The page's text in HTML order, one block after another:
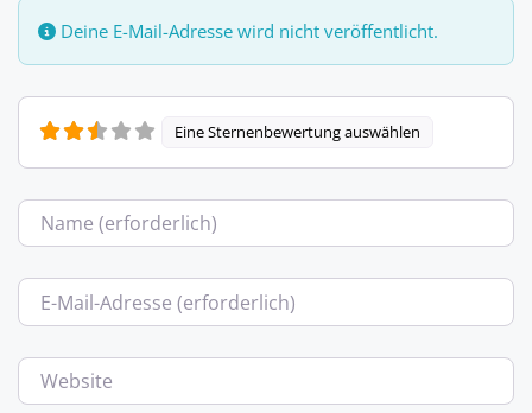
Deine E-Mail-Adresse wird nicht veröffentlicht.
Eine Sternenbewertung auswählen
Name
E-Mail
Website